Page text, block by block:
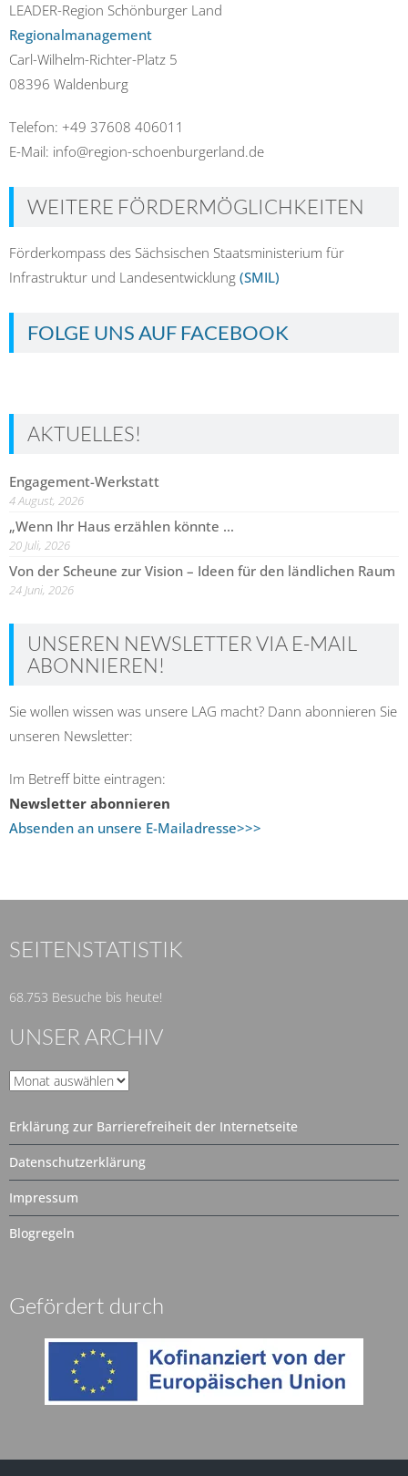
LEADER-Region Schönburger Land
Regionalmanagement
Carl-Wilhelm-Richter-Platz 5
08396 Waldenburg
Telefon: +49 37608 406011
E-Mail: info@region-schoenburgerland.de
WEITERE FÖRDERMÖGLICHKEITEN
Förderkompass des Sächsischen Staatsministerium für
Infrastruktur und Landesentwicklung (SMIL)
FOLGE UNS AUF FACEBOOK
AKTUELLES!
Engagement-Werkstatt
4 August, 2026
„Wenn Ihr Haus erzählen könnte …
20 Juli, 2026
Von der Scheune zur Vision – Ideen für den ländlichen Raum
24 Juni, 2026
UNSEREN NEWSLETTER VIA E-MAIL
ABONNIEREN!
Sie wollen wissen was unsere LAG macht? Dann abonnieren Sie
unseren Newsletter:
Im Betreff bitte eintragen:
Newsletter abonnieren
Absenden an unsere E-Mailadresse>>>
SEITENSTATISTIK
68.753 Besuche bis heute!
UNSER ARCHIV
Unser
Erklärung zur Barrierefreiheit der Internetseite
Datenschutzerklärung
Impressum
Blogregeln
Gefördert durch